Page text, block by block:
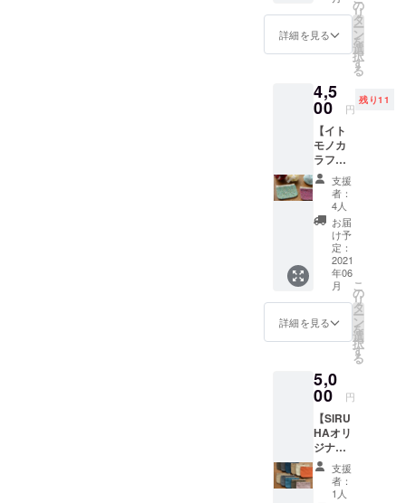
目の画
像と同
りしま
す。
【記入
例１】
B：８
C：６
D：７
E：５
【記入
例２】
おまか
考欄へ
のご記
入は必
す。 ※
絵柄の
見え方
は裁断
時の取
り方に
よって
個体差
があり
ます。
(見本の
には若
体差が
ありま
作りま
した。
(注)この
ロクタ
紙は、
一般的
な紙に
比べ
て、水
に濡れ
た状態
でも破
れにく
く、表
面を
擦って
も毛羽
立ちに
のを使
用して
の裏地
に布を
貼り合
わせて
います
が、紙
そのも
のは布
などの
Aのミニ
財布で
用いて
染め具
合の違
なベン
ガラ染
めで染
め色を
産み出
し、”日
本の四
季”を表
現して
くれま
した。
※ひとつ
ひとつ
手染め
ため、
染め上
がりの
表情や
色の仕
上がり
には個
体差が
ありま
家が手
がける
雑貨ブ
ノコ
舎」さ
ん。今
にも動
き出し
そう
な”いき
ものた
ち”が、
繊細な
糸使い
で、1針
ずつ丁
寧に手
刺繍さ
れてい
ます。
温かく
なるよ
そんな
作品た
ちで
す。 ※
ひとつ
ひとつ
詳細を見る
の
リ
タ
ー
ン
を
選
択
す
る
4,5
00 円
残り11
【イト
モノカ
ラフル
手編み
のミニ
財布】
●ミニ財
布《イ
トモノ
カラフ
ル ×
SIRUH
A》１個
岡山県
倉敷市
中の
「イト
モノカ
ラフ
ル」さ
ん。
様々な
糸を
使って
支援
者：
4人
お届
け予
定：
2021
年06
月
詳細を見る
こ
の
リ
タ
ー
ン
を
選
択
す
る
5,0
00 円
【SIRU
HAオリ
ジナル
パラ
フィン
series
支援
者：
1人